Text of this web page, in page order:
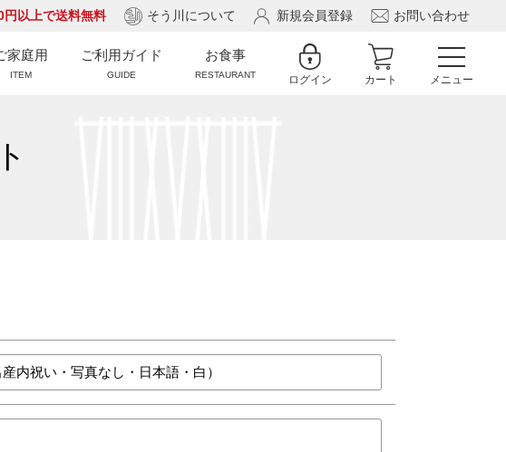
円以上で送料無料 そう川について 新規会員登録 お問い合わせ
家庭用
ITEM
ご利用ガイド
GUIDE
お食事
RESTAURANT ログイン カート メニュー